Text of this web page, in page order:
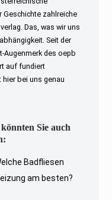
zahlreiche
Das, was wir uns
Seit der
Augenmerk des oepb
auf fundiert
hier bei uns genau
Sie auch
Badfliesen
am besten?